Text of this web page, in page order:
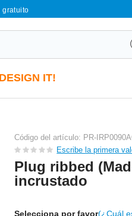
gratuito
DESIGN IT!
Código del artículo: PR-
Escribe la primera
Plug ribbed
incrustado
Selecciona por favor(¿Cuál